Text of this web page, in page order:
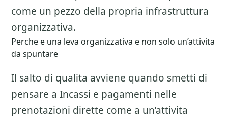
come un pezzo della propria infrastruttura
organizzativa.
Perche e una leva organizzativa e non solo un’attivita
da spuntare
Il salto di qualita avviene quando smetti di
pensare a Incassi e pagamenti nelle
prenotazioni dirette come a un’attivita